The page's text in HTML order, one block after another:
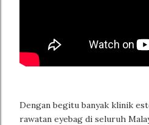
Dengan begitu banyak klinik
rawatan eyebag di seluruh